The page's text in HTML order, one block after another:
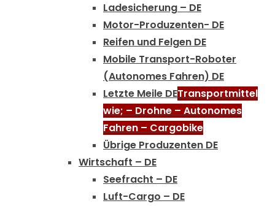
Ladesicherung – DE
Motor-Produzenten- DE
Reifen und Felgen DE
Mobile Transport-Roboter
(Autonomes Fahren) DE
Letzte Meile DETransportmittel
wie; – Drohne – Autonomes
Fahren – Cargobike
Übrige Produzenten DE
Wirtschaft – DE
Seefracht – DE
Luft-Cargo – DE